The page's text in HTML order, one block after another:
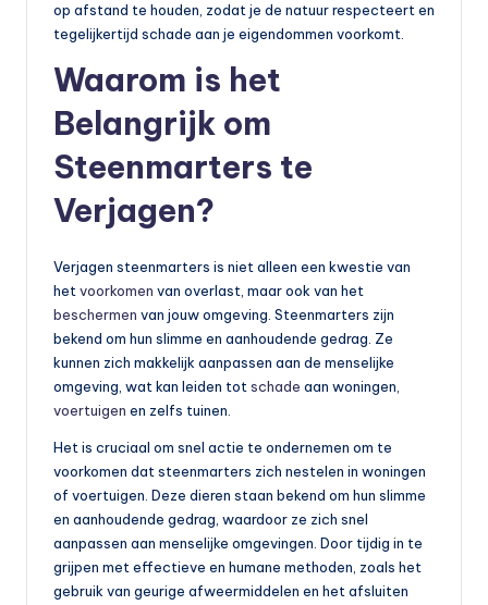
m
rr
o
p
b
op afstand te houden, zodat je de natuur respecteert en
tegelijkertijd schade aan je eigendommen voorkomt.
Waarom is het
Belangrijk om
Steenmarters te
Verjagen?
Verjagen steenmarters is niet alleen een kwestie van
hetvoorkomen van overlast, maar ook van het
beschermen van jouw omgeving. Steenmarters zijn
bekend om hun slimme en aanhoudende gedrag. Ze
kunnen zich makkelijk aanpassen aan de menselijke
omgeving, wat kan leiden totschade aan woningen,
voertuigen en zelfs tuinen.
Het is cruciaal om snel actie te ondernemen om te
voorkomen dat steenmarters zich nestelen in woningen
of voertuigen. Deze dieren staan bekend om hun slimme
en aanhoudende gedrag, waardoor ze zich snel
aanpassen aan menselijke omgevingen. Door tijdig in te
grijpen met effectieve en humane methoden, zoals het
gebruik van geurige afweermiddelen en het afsluiten